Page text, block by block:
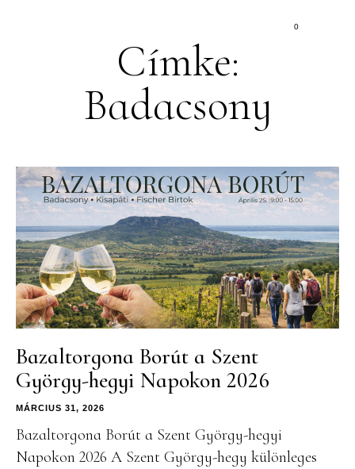
0
Címke:
Badacsony
Bazaltorgona Borút a Szent
György-hegyi Napokon 2026
MÁRCIUS 31, 2026
Bazaltorgona Borút a Szent György-hegyi
Napokon 2026 A Szent György-hegy különleges